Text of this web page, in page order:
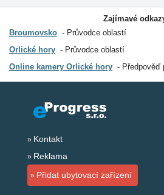
Zajímavé
Broumovsko
Průvodce oblastí
Orlické hory
Průvodce oblastí
Online kamery Orlické hory
Předpověď
Kontakt
Reklama
Přidat ubytovací zařízení